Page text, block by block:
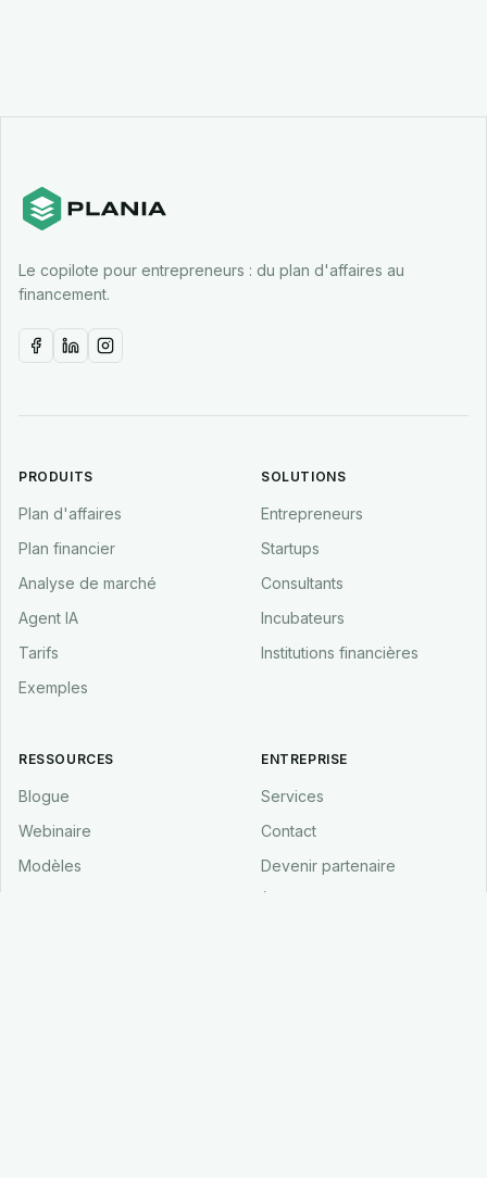
Le copilote pour entrepreneurs : du plan d'affaires au
financement.
PRODUITS
Plan d'affaires
Plan financier
Analyse de marché
Agent IA
Tarifs
Exemples
SOLUTIONS
Entrepreneurs
Startups
Consultants
Incubateurs
Institutions financières
RESSOURCES
Blogue
Webinaire
Modèles
ENTREPRISE
Services
Contact
Devenir partenaire